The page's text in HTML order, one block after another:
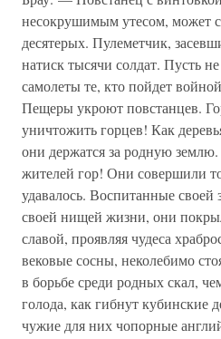
несокрушимым утесом, может
десятерых. Пулеметчик,
натиск тысячи солдат. Пусть
самолеты те, кто пойдет
Пещеры укроют повстанцев.
уничтожить горцев! Как
они держатся за родную
жителей гор! Они совершили
удавалось. Воспитанные своей
своей нищей жизни, они
славой, проявляя чудеса
вековые сосны, неколебимо
в борьбе среди родных скал,
голода, как гибнут кубинские
чужие для них чопорные